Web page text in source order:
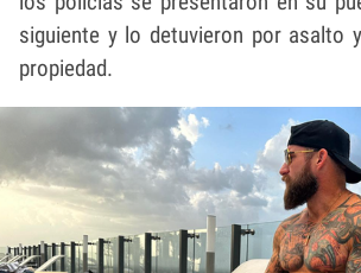
siguiente y lo detuvieron por asalto
propiedad.